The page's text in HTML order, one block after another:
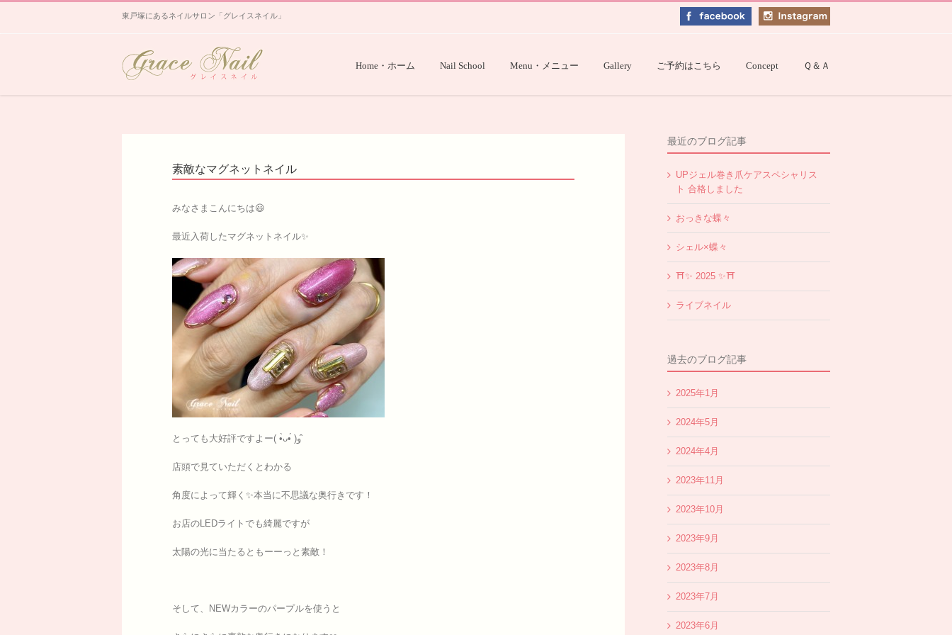
東戸塚にあるネイルサロン「グレイスネイル」
Home・ホーム Nail School Menu・メニュー Gallery ご予約はこちら Concept Ｑ＆Ａ
素敵なマグネットネイル
みなさまこんにちは😃
最近入荷したマグネットネイル✨
とっても大好評ですよー( •̀ᴗ•́ )و ̑̑
店頭で見ていただくとわかる
角度によって輝く✨本当に不思議な奥行きです！
お店のLEDライトでも綺麗ですが
太陽の光に当たるともーーっと素敵！
そして、NEWカラーのパープルを使うと
最近のブログ記事
UPジェル巻き爪ケアスペシャリス
ト 合格しました
おっきな蝶々
シェル×蝶々
⛩✨️ 2025 ✨️⛩
ライブネイル
過去のブログ記事
2025年1月
2024年5月
2024年4月
2023年11月
2023年10月
2023年9月
2023年8月
2023年7月
2023年6月